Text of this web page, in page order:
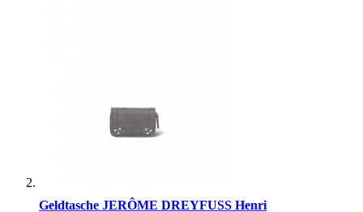
Geldtasche JERÔME DREYFUSS Henri